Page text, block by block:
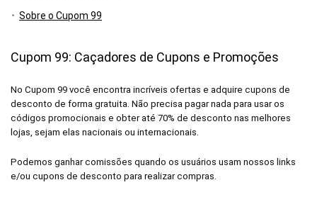
Sobre o Cupom 99
Cupom 99: Caçadores de Cupons e Promoções
No Cupom 99 você encontra incríveis ofertas e adquire cupons de
desconto de forma gratuita. Não precisa pagar nada para usar os
códigos promocionais e obter até 70% de desconto nas melhores
lojas, sejam elas nacionais ou internacionais.
Podemos ganhar comissões quando os usuários usam nossos links
e/ou cupons de desconto para realizar compras.